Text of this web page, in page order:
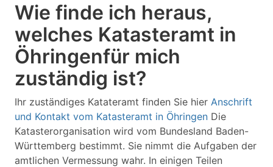
Wie finde ich heraus,
welches Katasteramt in
Öhringenfür mich
zuständig ist?
Ihr zuständiges Katateramt finden Sie hier Anschrift
und Kontakt vom Katasteramt in Öhringen Die
Katasterorganisation wird vom Bundesland Baden-
Württemberg bestimmt. Sie nimmt die Aufgaben der
amtlichen Vermessung wahr. In einigen Teilen